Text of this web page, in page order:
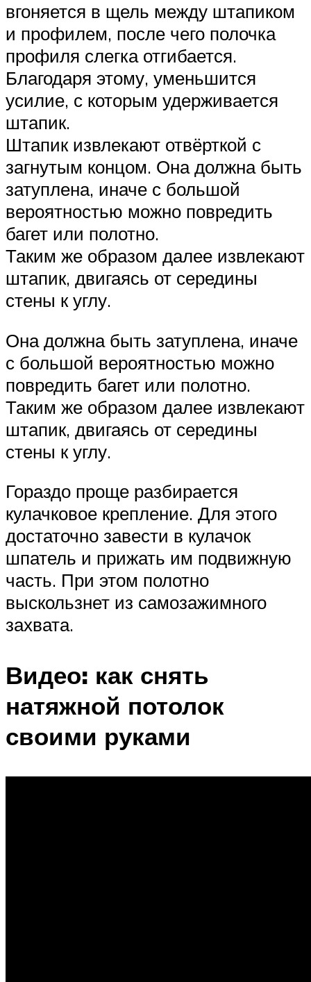
вгоняется в щель между штапиком
и профилем, после чего полочка
профиля слегка отгибается.
Благодаря этому, уменьшится
усилие, с которым удерживается
штапик.
Штапик извлекают отвёрткой с
загнутым концом. Она должна быть
затуплена, иначе с большой
вероятностью можно повредить
багет или полотно.
Таким же образом далее извлекают
штапик, двигаясь от середины
стены к углу.
Она должна быть затуплена, иначе
с большой вероятностью можно
повредить багет или полотно.
Таким же образом далее извлекают
штапик, двигаясь от середины
стены к углу.
Гораздо проще разбирается
кулачковое крепление. Для этого
достаточно завести в кулачок
шпатель и прижать им подвижную
часть. При этом полотно
выскользнет из самозажимного
захвата.
Видео: как снять
натяжной потолок
своими руками